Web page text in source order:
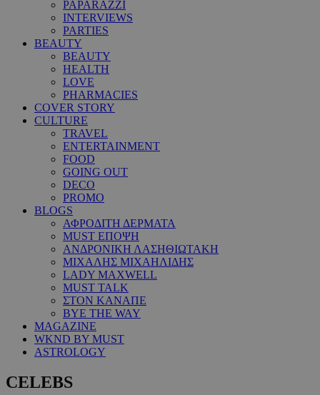
PAPARAZZI
INTERVIEWS
PARTIES
BEAUTY
BEAUTY
HEALTH
LOVE
PHARMACIES
COVER STORY
CULTURE
TRAVEL
ENTERTAINMENT
FOOD
GOING OUT
DECO
PROMO
BLOGS
ΑΦΡΟΔΙΤΗ ΔΕΡΜΑΤΑ
MUST ΕΠΟΨΗ
ΑΝΔΡΟΝΙΚΗ ΛΑΣΗΘΙΩΤΑΚΗ
ΜΙΧΑΛΗΣ ΜΙΧΑΗΛΙΔΗΣ
LADY MAXWELL
MUST TALK
ΣΤΟΝ ΚΑΝΑΠΕ
BYE THE WAY
MAGAZINE
WKND BY MUST
ASTROLOGY
CELEBS